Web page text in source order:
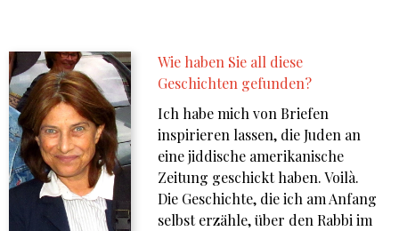
Wie haben Sie all diese
Geschichten gefunden?
Ich habe mich von Briefen
inspirieren lassen, die Juden an
eine jiddische amerikanische
Zeitung geschickt haben. Voilà.
Die Geschichte, die ich am Anfang
selbst erzähle, über den Rabbi im